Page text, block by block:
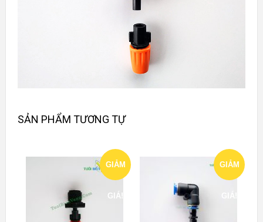
SẢN PHẨM TƯƠNG TỰ
GIẢM
GIÁ!
GIẢM